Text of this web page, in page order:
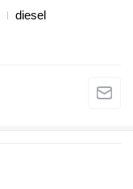
diesel